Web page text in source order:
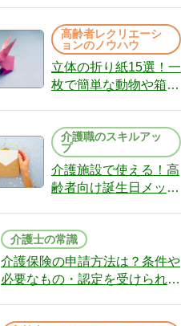
（22）
高齢者レクリエーシ
ョンのノウハウ
立体の折り紙15選！一
枚で簡単な動物や箱、
介護職のスキルアッ
プ
介護施設で使える！高
齢者向け誕生日メッセ
介護士の常識
介護保険の申請方法は？条件や
必要なもの・認定を受けられな